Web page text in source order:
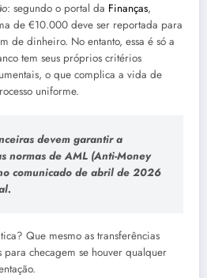
: segundo o portal da Finanças,
de €10.000 deve ser reportada para
de dinheiro. No entanto, essa é só a
tem seus próprios critérios
o que complica a vida de
uniforme.
devem garantir a
normas de AML (Anti-Money
comunicado de abril de 2026
Que mesmo as transferências
checagem se houver qualquer